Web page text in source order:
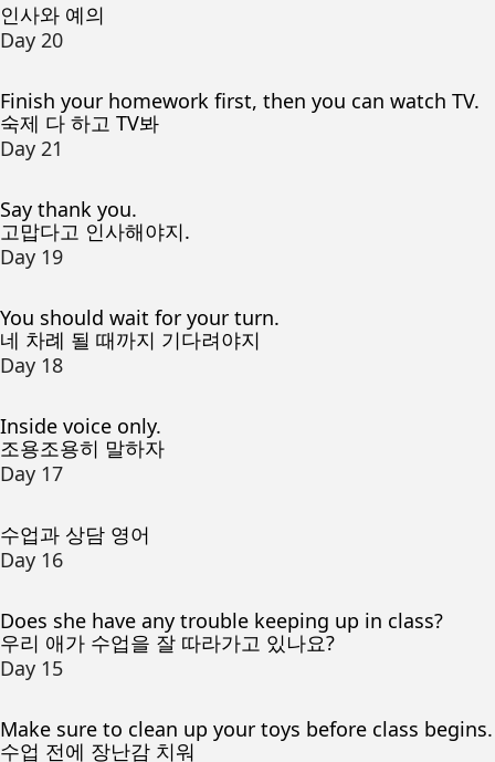
인사와 예의
Day 20
Finish your homework first, then you can watch TV.
숙제 다 하고 TV봐
Day 21
Say thank you.
고맙다고 인사해야지.
Day 19
You should wait for your turn.
네 차례 될 때까지 기다려야지
Day 18
Inside voice only.
조용조용히 말하자
Day 17
수업과 상담 영어
Day 16
Does she have any trouble keeping up in class?
우리 애가 수업을 잘 따라가고 있나요?
Day 15
Make sure to clean up your toys before class begins.
수업 전에 장난감 치워